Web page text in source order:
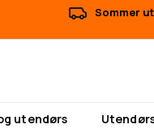
Sommer
utendørs